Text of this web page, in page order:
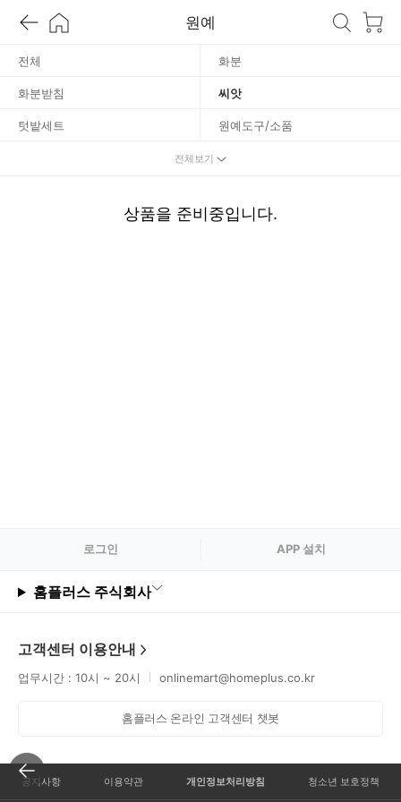
원예
전체 화분
화분받침 씨앗
텃밭세트 원예도구/소품
배양토
전체보기
상품을 준비중입니다.
로그인 APP 설치
홈플러스 주식회사
고객센터 이용안내
업무시간 : 10시 ~ 20시 onlinemart@homeplus.co.kr
홈플러스 온라인 고객센터 챗봇
공지사항 이용약관 개인정보처리방침 청소년 보호정책